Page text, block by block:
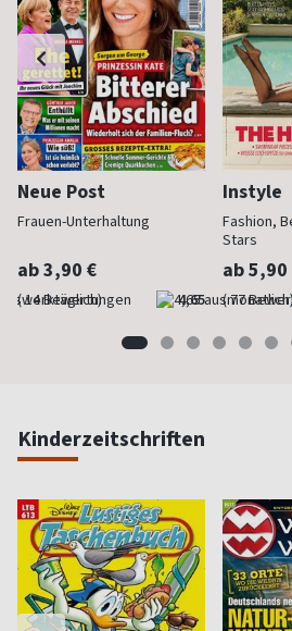
Neue Post
Frauen-Unterhaltung
ab 3,90 €
(werktäglich) 4,65
Instyle
Fashion,
Stars
ab 5,90
Kinderzeitschriften